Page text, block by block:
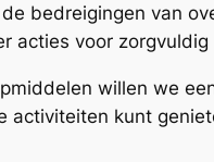
bedreigingen van
acties voor
willen we
activiteiten kunt